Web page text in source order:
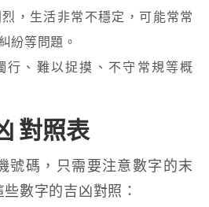
，生活非常不穩定，可能常常
紛等問題。
行、難以捉摸、不守常規等概
對照表
號碼，只需要注意數字的末
數字的吉凶對照：